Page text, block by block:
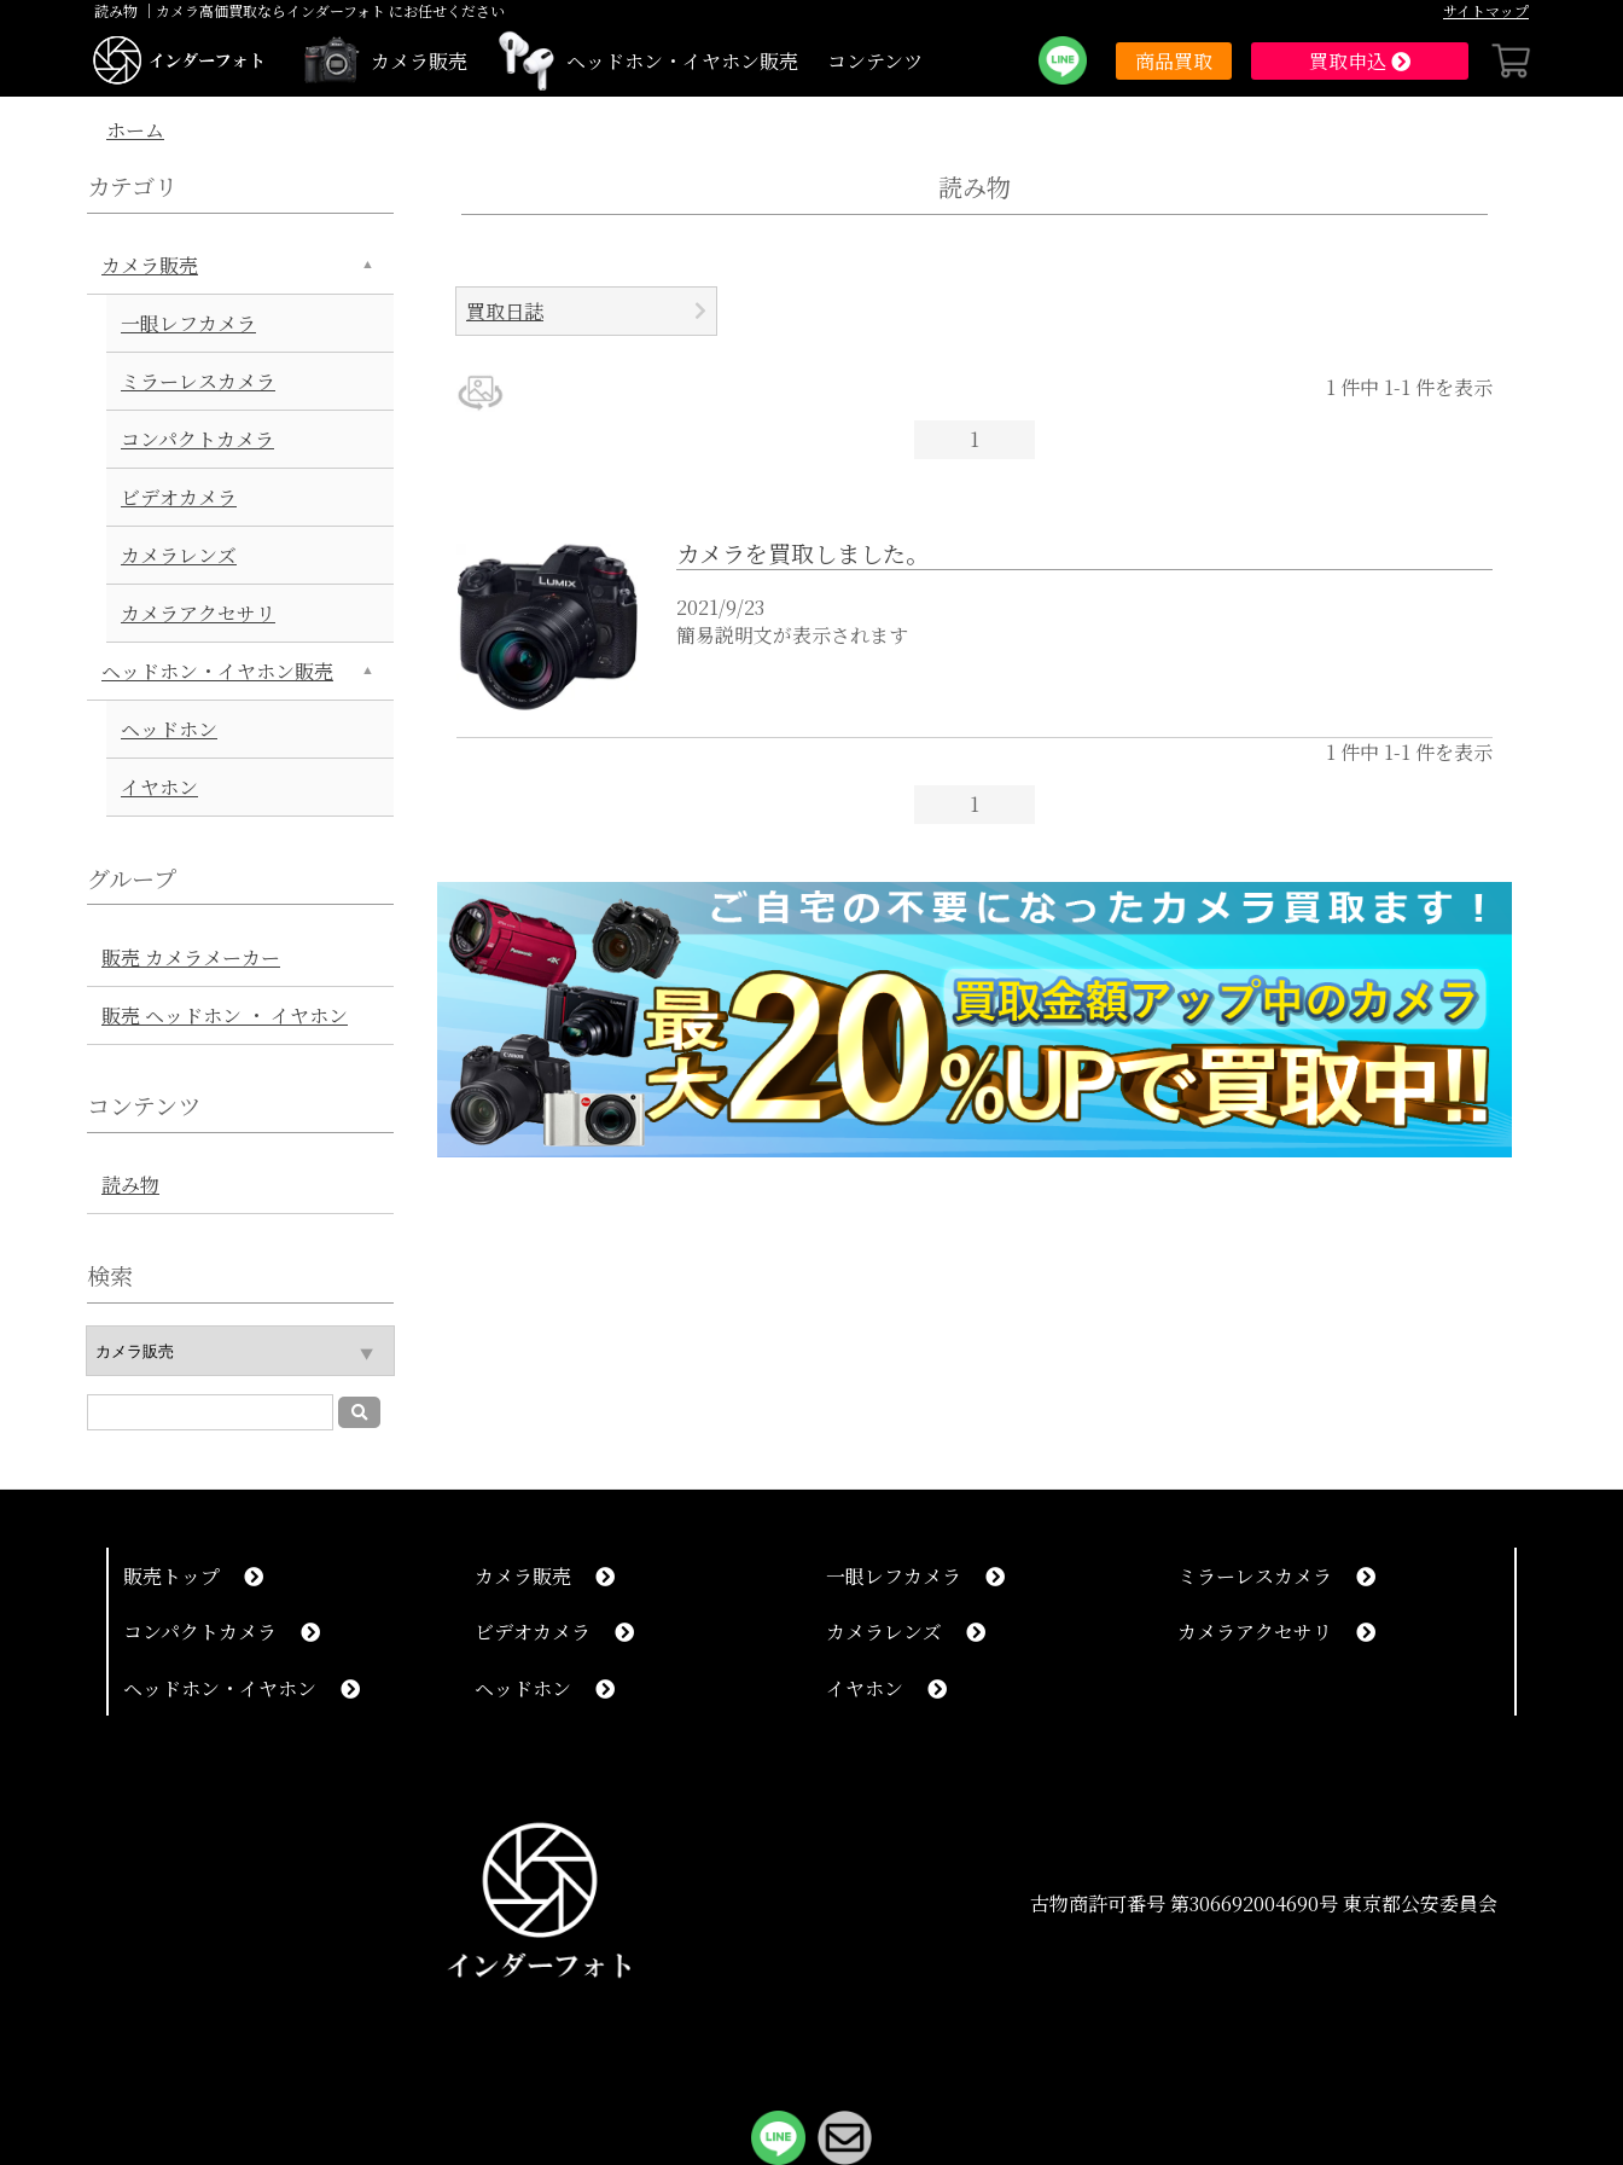
読み物 ｜カメラ高価買取ならインダーフォト にお任せください サイトマップ
ホーム
読み物
買取日誌
1 件中 1-1 件を表示
1
カメラを買取しました。
2021/9/23
簡易説明文が表示されます
1 件中 1-1 件を表示
1
カテゴリ
カメラ販売
一眼レフカメラ
ミラーレスカメラ
コンパクトカメラ
ビデオカメラ
カメラレンズ
カメラアクセサリ
ヘッドホン・イヤホン販売
ヘッドホン
イヤホン
グループ
販売 カメラメーカー
販売 ヘッドホン ・ イヤホン
コンテンツ
読み物
検索
販売トップ カメラ販売 一眼レフカメラ ミラーレスカメラ
コンパクトカメラ ビデオカメラ カメラレンズ カメラアクセサリ
ヘッドホン・イヤホン ヘッドホン イヤホン
古物商許可番号 第306692004690号 東京都公安委員会
カメラ販売 ヘッドホン・イヤホン販売 コンテンツ 商品買取 買取申込
一眼レフ ミラーレスカメラ コンパクトカメラ ビデオカメラ レンズ アクセサリ
ヘッドホン イヤホン